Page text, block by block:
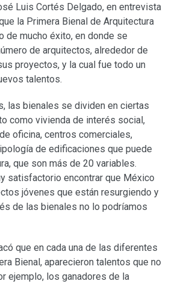
Luis Cortés Delgado, en entrevista
la Primera Bienal de Arquitectura
de mucho éxito, en donde se
de arquitectos, alrededor de
proyectos, y la cual fue todo un
talentos.
las bienales se dividen en ciertas
como vivienda de interés social,
oficina, centros comerciales,
de edificaciones que puede
que son más de 20 variables.
satisfactorio encontrar que México
jóvenes que están resurgiendo y
de las bienales no lo podríamos
que en cada una de las diferentes
Bienal, aparecieron talentos que no
ejemplo, los ganadores de la